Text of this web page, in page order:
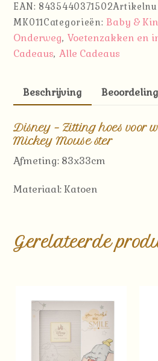
hoes
voor
wandelwagen
-
Mouse
ster
EAN: 8435440371502
MK011Categorieën: Baby &
Onderweg, Voetenzakken en
Cadeaus, Alle Cadeaus
Beschrijving
Disney – Zitting hoes voor
Mickey Mouse ster
Afmeting: 83x33cm
Materiaal: Katoen
Gerelateerde